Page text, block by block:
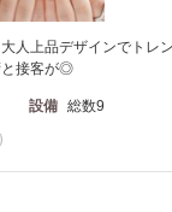
大人上品デザインでトレ
と接客が◎
設備 総数9